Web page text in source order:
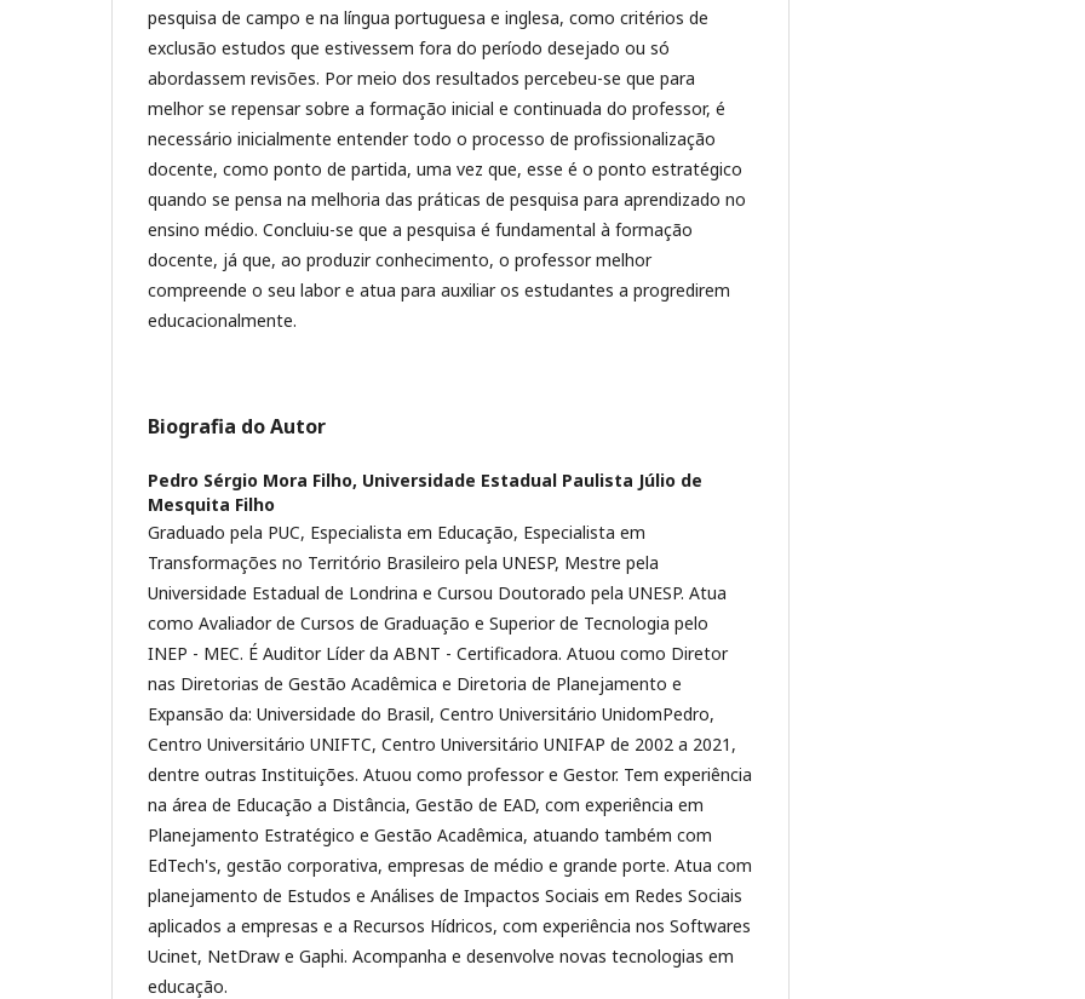
pesquisa de campo e na língua portuguesa e inglesa, como critérios de
exclusão estudos que estivessem fora do período desejado ou só
abordassem revisões. Por meio dos resultados percebeu-se que para
melhor se repensar sobre a formação inicial e continuada do professor, é
necessário inicialmente entender todo o processo de profissionalização
docente, como ponto de partida, uma vez que, esse é o ponto estratégico
quando se pensa na melhoria das práticas de pesquisa para aprendizado no
ensino médio. Concluiu-se que a pesquisa é fundamental à formação
docente, já que, ao produzir conhecimento, o professor melhor
compreende o seu labor e atua para auxiliar os estudantes a progredirem
educacionalmente.
Biografia do Autor
Pedro Sérgio Mora Filho, Universidade Estadual Paulista Júlio de
Mesquita Filho
Graduado pela PUC, Especialista em Educação, Especialista em
Transformações no Território Brasileiro pela UNESP, Mestre pela
Universidade Estadual de Londrina e Cursou Doutorado pela UNESP. Atua
como Avaliador de Cursos de Graduação e Superior de Tecnologia pelo
INEP - MEC. É Auditor Líder da ABNT - Certificadora. Atuou como Diretor
nas Diretorias de Gestão Acadêmica e Diretoria de Planejamento e
Expansão da: Universidade do Brasil, Centro Universitário UnidomPedro,
Centro Universitário UNIFTC, Centro Universitário UNIFAP de 2002 a 2021,
dentre outras Instituições. Atuou como professor e Gestor. Tem experiência
na área de Educação a Distância, Gestão de EAD, com experiência em
Planejamento Estratégico e Gestão Acadêmica, atuando também com
EdTech's, gestão corporativa, empresas de médio e grande porte. Atua com
planejamento de Estudos e Análises de Impactos Sociais em Redes Sociais
aplicados a empresas e a Recursos Hídricos, com experiência nos Softwares
Ucinet, NetDraw e Gaphi. Acompanha e desenvolve novas tecnologias em
educação.